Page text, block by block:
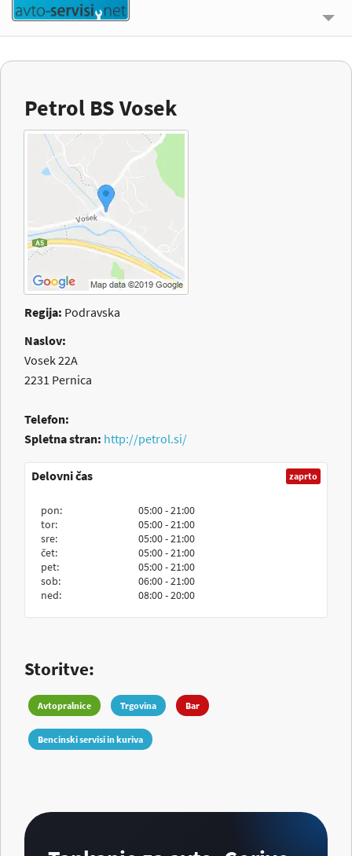
O NAS
KONTAKT
Petrol BS Vosek
Regija: Podravska
Naslov:
Vosek 22A
2231 Pernica
Telefon:
Spletna stran: http://petrol.si/
Delovni čas zaprto
pon:
tor:
sre:
čet:
pet:
sob:
ned:
05:00 - 21:00
05:00 - 21:00
05:00 - 21:00
05:00 - 21:00
05:00 - 21:00
06:00 - 21:00
08:00 - 20:00
Storitve:
Avtopralnice Trgovina Bar
Bencinski servisi in kuriva